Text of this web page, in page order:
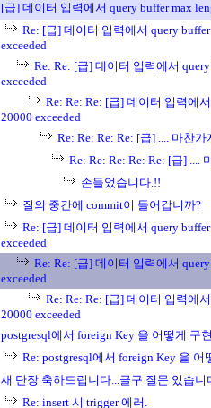
[급] 데이터 입력에서 query buffer max
Re: [급] 데이터 입력에서 query
exceeded
Re: Re: [급] 데이터 입력에서
exceeded
Re: Re: Re: [급] 데이터 입력에
20000 exceeded
Re: Re: Re: Re: [급] .... 마찬
Re: Re: Re: Re: Re: [급] ....
손들었습니다.!!
질의 중간에 commit이 들어갑니까?
Re: [급] 데이터 입력에서 query
exceeded
Re: Re: [급] 데이터 입력에서
exceeded
Re: Re: Re: [급] 데이터 입력에
20000 exceeded
postgresql에서 foreign Key 을 어떻게 구
Re: postgresql에서 foreign Key 을 어
새 단장 축하드립니다...글구 질문 있습니
Re: insert 시 trigger 에러.